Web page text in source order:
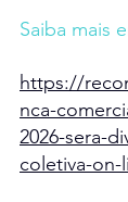
Saiba mais
https://
nca-
2026-sera-
coletiva-on-